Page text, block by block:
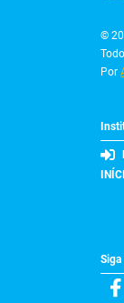
©
Por
Siga